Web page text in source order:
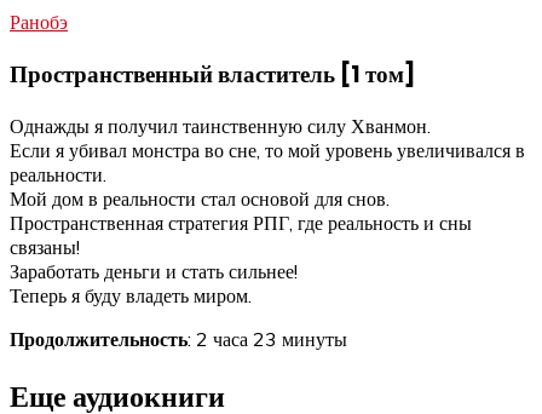
Ранобэ
Пространственный властитель [1 том]
Однажды я получил таинственную силу Хванмон.
Если я убивал монстра во сне, то мой уровень увеличивался в
реальности.
Мой дом в реальности стал основой для снов.
Пространственная стратегия РПГ, где реальность и сны
связаны!
Заработать деньги и стать сильнее!
Теперь я буду владеть миром.
Продолжительность: 2 часа 23 минуты
Еще аудиокниги